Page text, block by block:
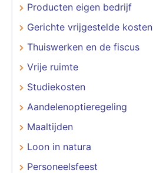
Producten eigen bedrijf
Gerichte vrijgestelde kosten
Thuiswerken en de fiscus
Vrije ruimte
Studiekosten
Aandelenoptieregeling
Maaltijden
Loon in natura
Personeelsfeest